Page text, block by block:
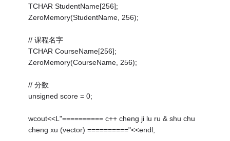
TCHAR StudentName[256];
ZeroMemory(StudentName, 256);
// 课程名字
TCHAR CourseName[256];
ZeroMemory(CourseName, 256);
// 分数
unsigned score = 0;
wcout<<L"========== c++ cheng ji lu ru & shu chu
cheng xu (vector) =========="<<endl;